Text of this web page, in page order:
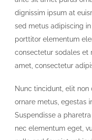
dignissim ipsum at
sed metus adipiscing
porttitor elementum
consectetur sodales et
amet, consectetur
Nunc tincidunt, elit non
ornare metus, egestas
Suspendisse a
nec elementum eget,